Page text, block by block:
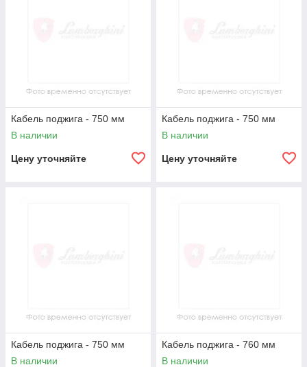
Кабель поджига - 750 мм
В наличии
Цену уточняйте
Кабель поджига - 750 мм
В наличии
Цену уточняйте
Кабель поджига - 750 мм
В наличии
Кабель поджига - 760 мм
В наличии